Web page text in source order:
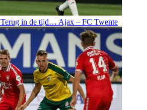
Terug in de tijd… Ajax – FC Twente